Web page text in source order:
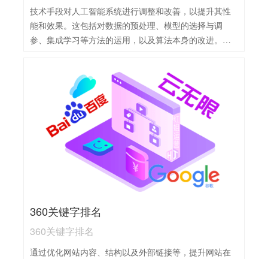
技术手段对人工智能系统进行调整和改善，以提升其性
能和效果。这包括对数据的预处理、模型的选择与调
参、集成学习等方法的运用，以及算法本身的改进。通
360关键字排名
360关键字排名
通过优化网站内容、结构以及外部链接等，提升网站在